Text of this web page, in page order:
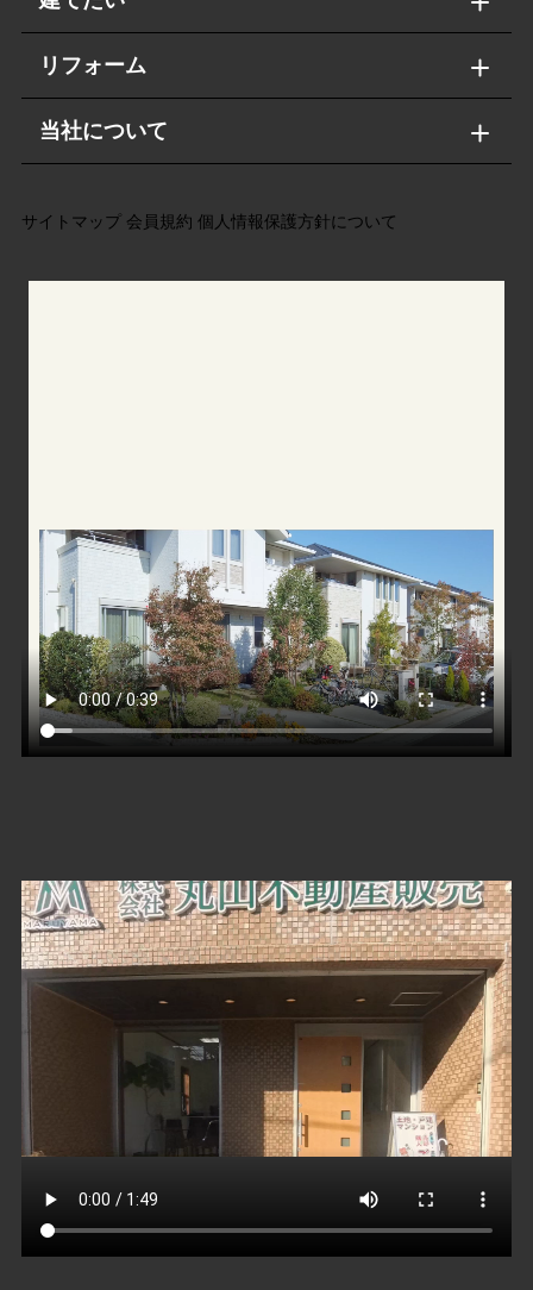
リフォーム
当社について
サイトマップ 会員規約 個人情報保護方針について